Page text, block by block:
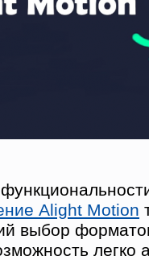
Alight Motion
выбор
легко